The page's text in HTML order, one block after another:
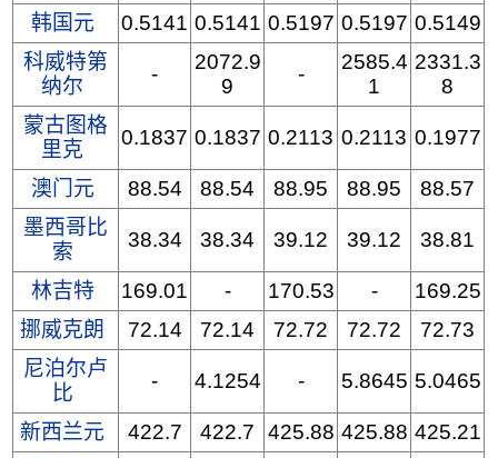
韩国元 0.5141 0.5141 0.5197 0.5197 0.5149
科威特第
纳尔
-
2072.9
9
-
2585.4
1
2331.3
8
蒙古图格
里克
0.1837 0.1837 0.2113 0.2113 0.1977
澳门元 88.54 88.54 88.95 88.95
88.57
墨西哥比
索
38.34 38.34 39.12 39.12 38.81
林吉特 169.01 - 170.53 -
169.25
挪威克朗
72.14 72.14 72.72 72.72
72.73
尼泊尔卢
比
- 4.1254 - 5.8645 5.0465
新西兰元 422.7 422.7 425.88 425.88 425.21